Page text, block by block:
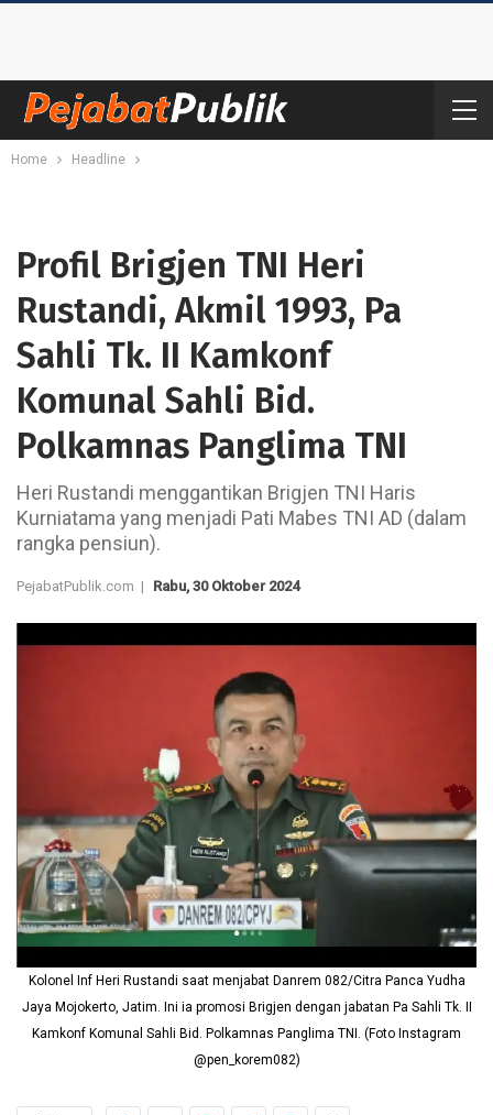
Home Headline
Profil Brigjen TNI Heri
Rustandi, Akmil 1993, Pa
Sahli Tk. II Kamkonf
Komunal Sahli Bid.
Polkamnas Panglima TNI
Heri Rustandi menggantikan Brigjen TNI Haris
Kurniatama yang menjadi Pati Mabes TNI AD (dalam
rangka pensiun).
PejabatPublik.com | Rabu, 30 Oktober 2024
Kolonel Inf Heri Rustandi saat menjabat Danrem 082/Citra Panca Yudha
Jaya Mojokerto, Jatim. Ini ia promosi Brigjen dengan jabatan Pa Sahli Tk. II
Kamkonf Komunal Sahli Bid. Polkamnas Panglima TNI. (Foto Instagram
@pen_korem082)